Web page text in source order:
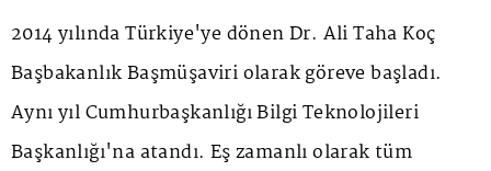
2014 yılında Türkiye'ye dönen Dr. Ali Taha Koç
Başbakanlık Başmüşaviri olarak göreve başladı.
Aynı yıl Cumhurbaşkanlığı Bilgi Teknolojileri
Başkanlığı'na atandı. Eş zamanlı olarak tüm